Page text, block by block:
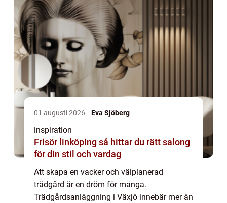
01 augusti 2026 Eva Sjöberg
inspiration
Frisör linköping så hittar du rätt salong
för din stil och vardag
Att skapa en vacker och välplanerad
trädgård är en dröm för många.
Trädgårdsanläggning i Växjö innebär mer än